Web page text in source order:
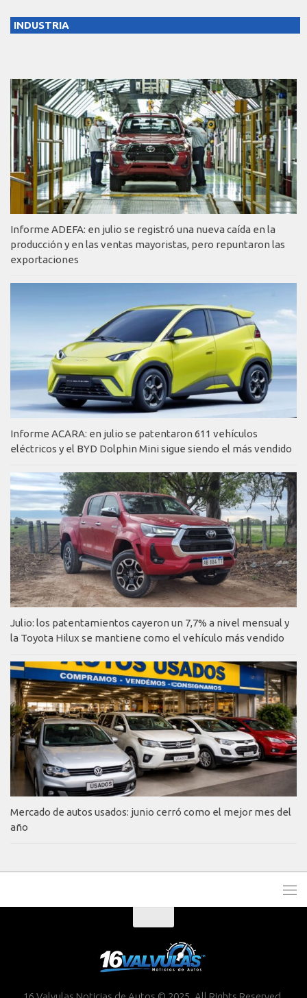
INDUSTRIA
Informe ADEFA: en julio se registró una nueva caída en la
producción y en las ventas mayoristas, pero repuntaron las
exportaciones
Informe ACARA: en julio se patentaron 611 vehículos
eléctricos y el BYD Dolphin Mini sigue siendo el más vendido
Julio: los patentamientos cayeron un 7,7% a nivel mensual y
la Toyota Hilux se mantiene como el vehículo más vendido
Mercado de autos usados: junio cerró como el mejor mes del
año